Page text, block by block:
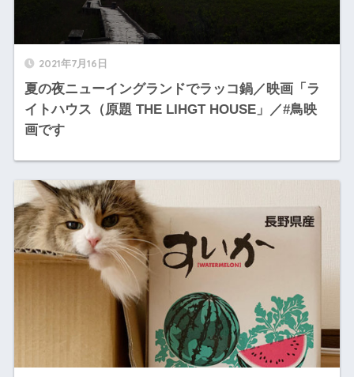
2021年7月16日
夏の夜ニューイングランドでラッコ鍋／映画「ラ
イトハウス（原題 THE LIHGT HOUSE」／#鳥映
画です